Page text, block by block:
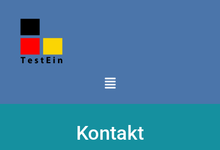
Kontakt